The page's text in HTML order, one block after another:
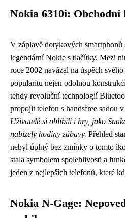
Nokia 6310i: Obchodní
V záplavě dotykových
legendární Nokie s tlačítky. Mezi
roce 2002 navázal na úspěch
popularitu nejen odolnou
tehdy revoluční technologií
propojit telefon s handsfree sadou
Uživatelé si oblíbili i hry, jako
nabízely hodiny zábavy. Přehled
nebyl úplný bez zmínky o tomto
stala symbolem spolehlivosti a
jeden z nejlepších telefonů, které
Nokia N-Gage: